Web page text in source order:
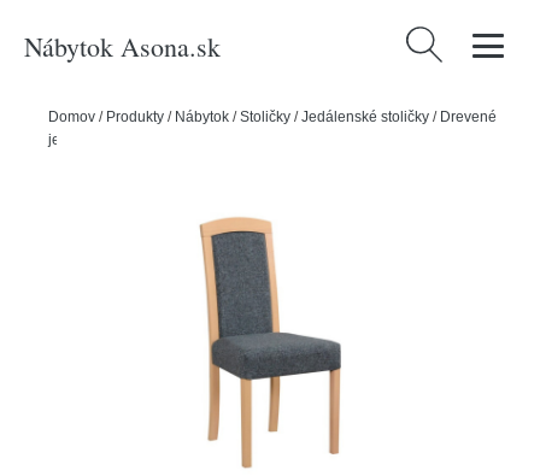
Nábytok Asona.sk Hľadať:
Domov / Produkty / Nábytok /Stoličky /Jedálenské stoličky / Drevené
jedálenské stoličky